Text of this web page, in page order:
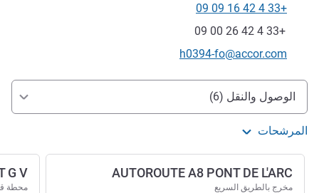
الهاتف
+33 4 42 16 09 09
فاكس
+33 4 42 26 00 09
تواصل معنا عبر البريد الإلكتروني
h0394-fo@accor.com
الوصول والتنقل
الوصول والنقل (6)
المرشحات
AUTOROUTE A8 PONT DE L'ARC
مخرج بالطريق السريع
G V
محطة